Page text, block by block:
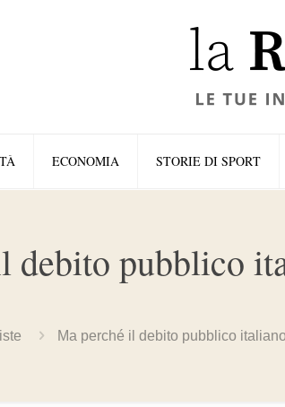
ECONOMIA STORIE DI SPORT
debito pubblico
Ma perché il debito pubblico